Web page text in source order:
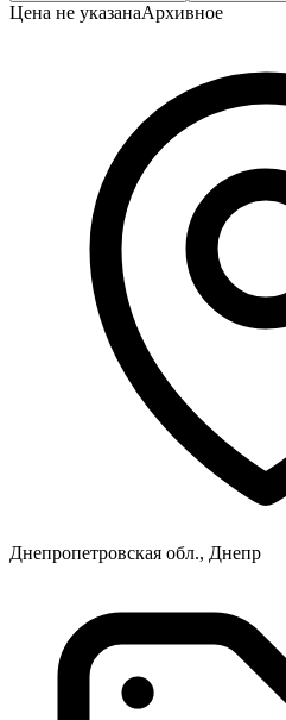
Цена не указанаАрхивное
Днепропетровская обл., Днепр